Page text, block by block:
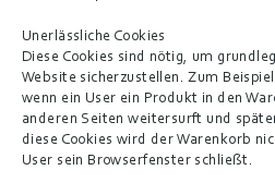
Unerlässliche Cookies
Diese Cookies sind nötig, um
Website sicherzustellen. Zum
wenn ein User ein Produkt in den
anderen Seiten weitersurft und
diese Cookies wird der Warenkorb
User sein Browserfenster schließt.